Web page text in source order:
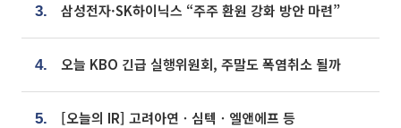
3. 삼성전자·SK하이닉스 “주주 환원 강화 방안 마련”
4. 오늘 KBO 긴급 실행위원회, 주말도 폭염취소 될까
5. [오늘의 IR] 고려아연ㆍ심텍ㆍ엘앤에프 등